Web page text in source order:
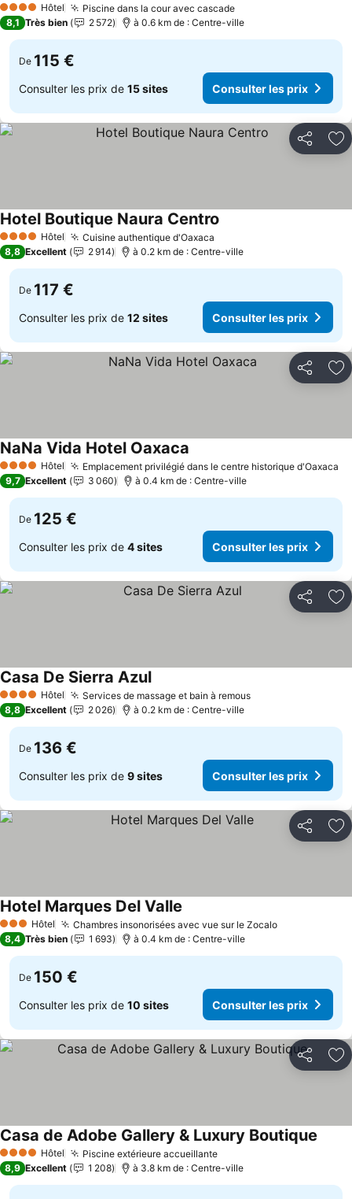
4 Étoiles Hôtel Piscine dans la cour avec cascade
8,1 Très bien 2 572 à 0.6 km de : Centre-ville
De 115 €
Consulter les prix de 15 sites Consulter les prix
Partager
4 Étoiles Hôtel Cuisine authentique d'Oaxaca
Hotel Boutique Naura Centro
8,8 Excellent 2 914 à 0.2 km de : Centre-ville
De 117 €
Consulter les prix de 12 sites Consulter les prix
Partager
4 Étoiles Hôtel Emplacement privilégié dans le centre historique d'Oaxaca
NaNa Vida Hotel Oaxaca
9,7 Excellent 3 060 à 0.4 km de : Centre-ville
De 125 €
Consulter les prix de 4 sites Consulter les prix
Partager
4 Étoiles Hôtel Services de massage et bain à remous
Casa De Sierra Azul
8,8 Excellent 2 026 à 0.2 km de : Centre-ville
De 136 €
Consulter les prix de 9 sites Consulter les prix
Partager
3 ÉtoilesHôtel Chambres insonorisées avec vue sur le Zocalo
Hotel Marques Del Valle
8,4 Très bien 1 693 à 0.4 km de : Centre-ville
De 150 €
Consulter les prix de 10 sites Consulter les prix
Partager
4 Étoiles Hôtel Piscine extérieure accueillante
Casa de Adobe Gallery & Luxury Boutique
8,9 Excellent 1 208 à 3.8 km de : Centre-ville